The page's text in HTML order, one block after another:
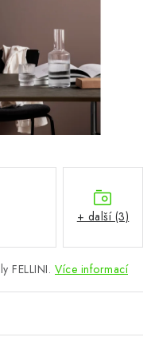
FELLINI. Více informací
+ další (3)